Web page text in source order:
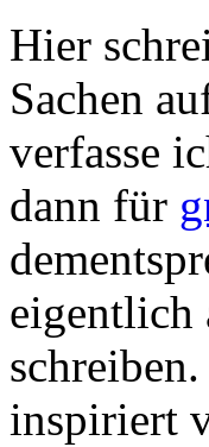
Hier
Sachen
verfasse
dann für
eigentlich
inspiriert